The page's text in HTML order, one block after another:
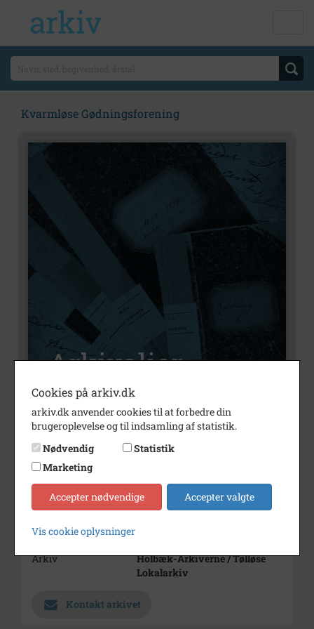
Kvarmløse Gødningsforening
Nummer
Type
Arkivskaber
Kvarmløse Gødningsforening
Periode
1930 - 1938
Dateringsnote
Arkiv
Holbæk-Arkiverne / Tølløse
Lokalarkiv
Kontakt arkivet
Cookies på arkiv.dk
arkiv.dk anvender cookies til at forbedre din
brugeroplevelse og til indsamling af statistik.
Nødvendig
Statistik
Marketing
Accepter nødvendige Accepter valgte
Vis cookie oplysninger